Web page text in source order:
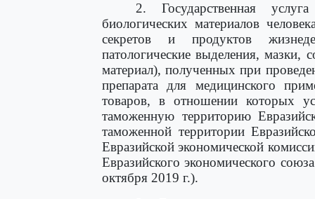
2. Государственная
биологических материалов
секретов и продуктов
патологические выделения,
материал), полученных при
препарата для медицинского
товаров, в отношении которых
таможенную территорию
таможенной территории
Евразийской экономической
Евразийского экономического
октября 2019 г.).